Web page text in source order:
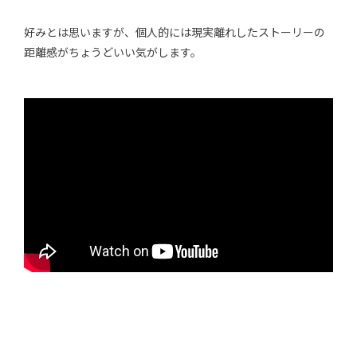
好みとは思いますが、個人的には現実離れしたストーリーの
距離感がちょうどいい気がします。